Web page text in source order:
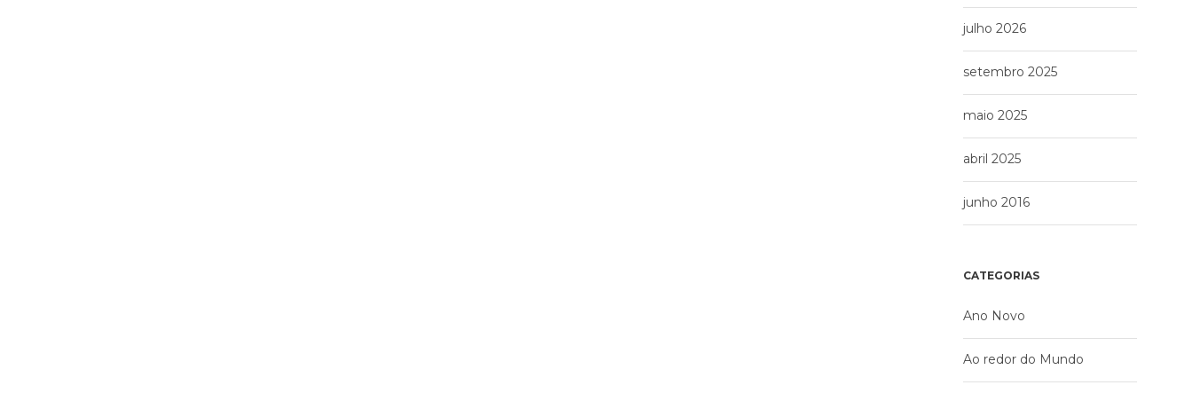
julho 2026
setembro 2025
maio 2025
abril 2025
junho 2016
CATEGORIAS
Ano Novo
Ao redor do Mundo